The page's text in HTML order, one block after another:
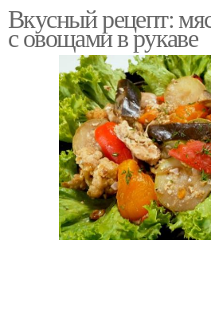
Овощи в рукаве
Запеченные овощи
Овощи в фольге
Вкусный рецепт:
с овощами в рукаве